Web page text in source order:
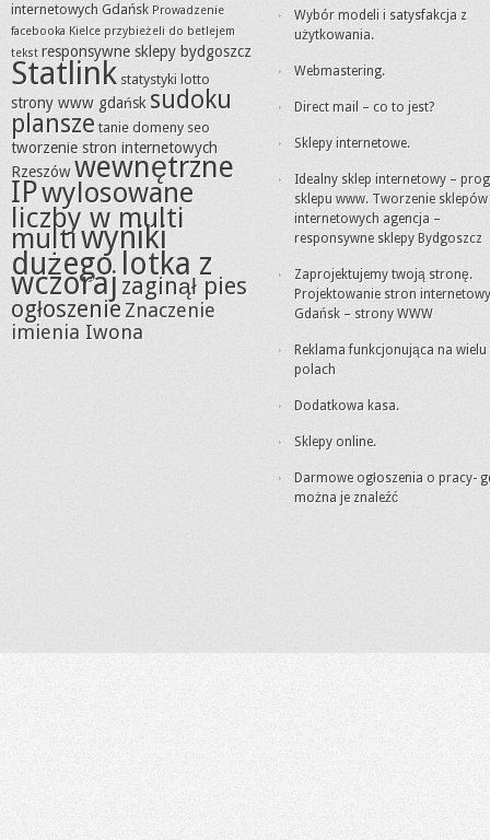
internetowych Gdańsk Prowadzenie
facebooka Kielce przybieżeli do betlejem
tekst responsywne sklepy bydgoszcz
Statlink statystyki lotto
strony www gdańsk sudoku
plansze tanie domeny seo
tworzenie stron internetowych
Rzeszówwewnętrzne
IPwylosowane
liczby w multi
multiwyniki
dużego lotka z
wczoraj zaginął pies
ogłoszenieZnaczenie
imienia Iwona
Wybór modeli i satysfakcja z
użytkowania.
Webmastering.
Direct mail – co to jest?
Sklepy internetowe.
Idealny sklep internetowy –
sklepu www. Tworzenie sklepów
internetowych agencja –
responsywne sklepy Bydgoszcz
Zaprojektujemy twoją stronę.
Projektowanie stron
Gdańsk – strony WWW
Reklama funkcjonująca na wielu
polach
Dodatkowa kasa.
Sklepy online.
Darmowe ogłoszenia o pracy-
można je znaleźć